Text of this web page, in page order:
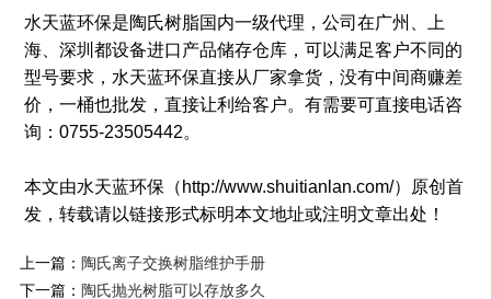
水天蓝环保是陶氏树脂国内一级代理，公司在广州、上
海、深圳都设备进口产品储存仓库，可以满足客户不同的
型号要求，水天蓝环保直接从厂家拿货，没有中间商赚差
价，一桶也批发，直接让利给客户。有需要可直接电话咨
询：0755-23505442。
本文由水天蓝环保（http://www.shuitianlan.com/）原创首
发，转载请以链接形式标明本文地址或注明文章出处！
上一篇： 陶氏离子交换树脂维护手册
下一篇： 陶氏抛光树脂可以存放多久